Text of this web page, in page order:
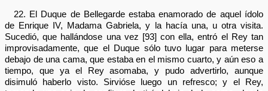
22. El Duque de Bellegarde estaba enamorado de aquel ídolo
de Enrique IV, Madama Gabriela, y la hacía una, u otra visita.
Sucedió, que hallándose una vez [93] con ella, entró el Rey tan
improvisadamente, que el Duque sólo tuvo lugar para meterse
debajo de una cama, que estaba en el mismo cuarto, y aún eso a
tiempo, que ya el Rey asomaba, y pudo advertirlo, aunque
disimuló haberlo visto. Sirvióse luego un refresco; y el Rey,